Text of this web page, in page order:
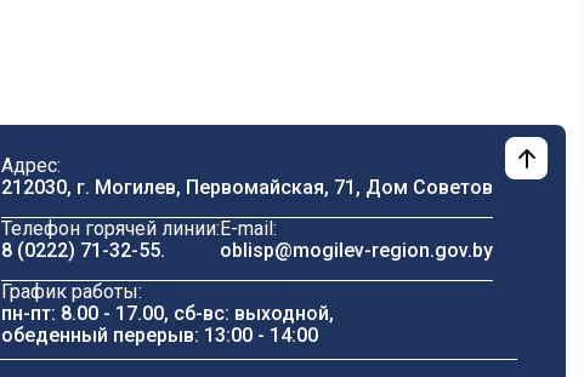
Адрес:
212030, г. Могилев, Первомайская, 71, Дом Cоветов
Телефон горячей линии:
8 (0222) 71-32-55.
E-mail:
oblisp@mogilev-region.gov.by
График работы:
пн-пт: 8.00 - 17.00, сб-вс: выходной,
обеденный перерыв: 13:00 - 14:00